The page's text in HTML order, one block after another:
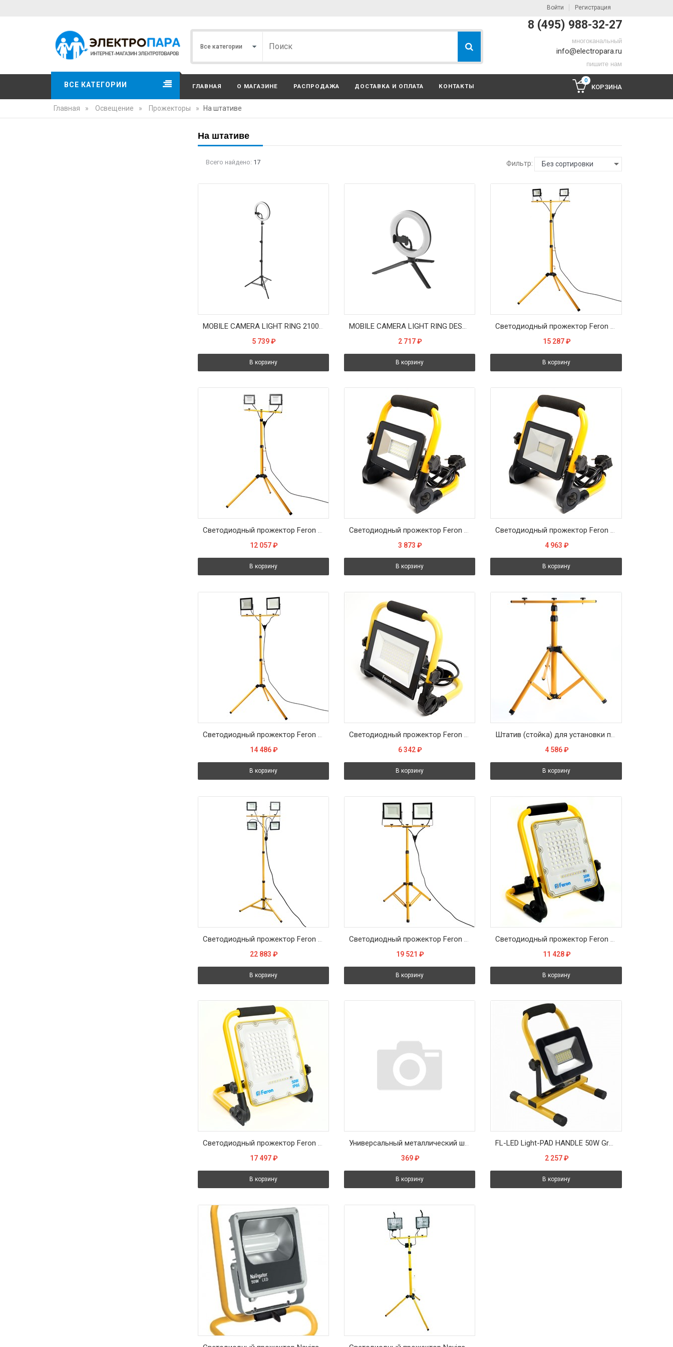
Войти Регистрация
8 (495) 988-32-27
многоканальный
info@electropara.ru
пишите нам
ВСЕ КАТЕГОРИИ ГЛАВНАЯ О МАГАЗИНЕ РАСПРОДАЖА ДОСТАВКА И ОПЛАТА КОНТАКТЫ
0
КОРЗИНА
Главная » Освещение » Прожекторы » На штативе
На штативе
Всего найдено: 17 Фильтр: Без сортировки
MOBILE CAMERA LIGHT RING 2100 (USB/клипса для моб/2.4м тренога) - светильник для сэлфи LEDV
5 739 ₽
В корзину
MOBILE CAMERA LIGHT RING DESKTOP (USB/клипса для моб/тренога) - светильник для сэлфи LEDV
2 717 ₽
В корзину
Светодиодный прожектор Feron LL-502 на штативе IP65 2*30W 6400K
15 287 ₽
В корзину
Светодиодный прожектор Feron LL-503 на штативе IP65 2*50W 6400K
12 057 ₽
В корзину
Светодиодный прожектор Feron LL-512 переносной 30W, 6400K, IP65
3 873 ₽
В корзину
Светодиодный прожектор Feron LL-513 переносной 50W, 6400K, IP65
4 963 ₽
В корзину
Светодиодный прожектор Feron LL-504 на штативе IP65 2*70W 6400K
14 486 ₽
В корзину
Светодиодный прожектор Feron LL-515 переносной 70W, 6400K, IP65
6 342 ₽
В корзину
Штатив (стойка) для установки прожекторов LL-500
4 586 ₽
В корзину
22 883 ₽
В корзину
19 521 ₽
В корзину
11 428 ₽
В корзину
Светодиодный прожектор Feron LL-951 переносной с зарядным устройством IP66 50W 6400K
17 497 ₽
В корзину
Универсальный металлический штатив-трипод 2,1м (цв. Черный) (30)
369 ₽
В корзину
FL-LED Light-PAD HANDLE 50W Grey 4200К 5000Лм 50Вт AC220-240В 182x150x152мм 700г - С ручкой
2 257 ₽
В корзину